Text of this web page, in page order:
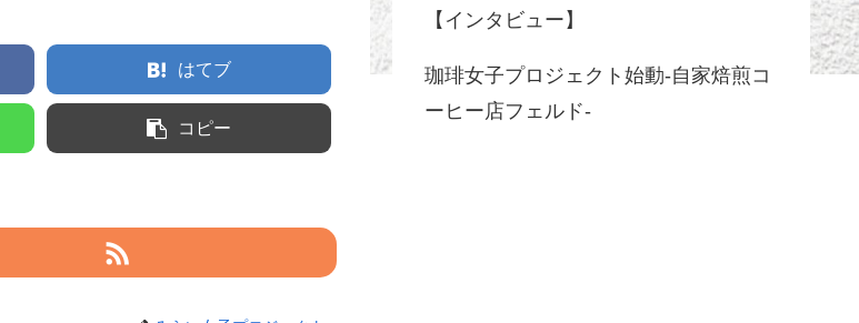
はてブ
コピー
【インタビュー】
珈琲女子プロジェクト始動-自家焙煎コ
ーヒー店フェルド-